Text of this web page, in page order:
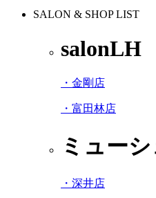
SALON & SHOP LIST
salonLH
・金剛店
・富田林店
ミュー
・深井店